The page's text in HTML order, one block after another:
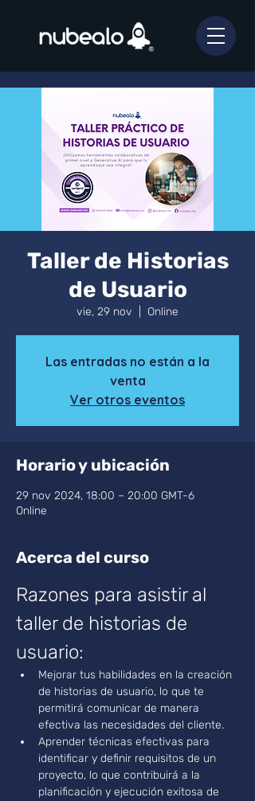
Taller de Historias
de Usuario
vie, 29 nov Online
Las entradas no están a la
venta
Ver otros eventos
Horario y ubicación
29 nov 2024, 18:00 – 20:00 GMT-6
Online
Acerca del curso
Razones para asistir al
taller de historias de
usuario:
Mejorar tus habilidades en la creación
de historias de usuario, lo que te
permitirá comunicar de manera
efectiva las necesidades del cliente.
Aprender técnicas efectivas para
identificar y definir requisitos de un
proyecto, lo que contribuirá a la
planificación y ejecución exitosa de